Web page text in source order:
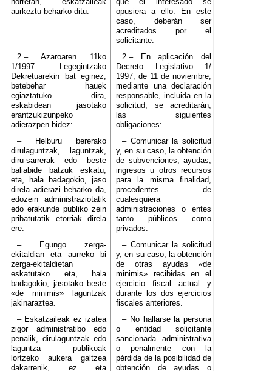
aurkeztu beharko ditu.
opusiera a ello. En este
caso, deberán ser
acreditados por el
solicitante.
2.– Azaroaren 11ko
1/1997 Legegintzako
Dekretuarekin bat eginez,
betebehar hauek
egiaztatuko dira,
eskabidean jasotako
erantzukizunpeko
adierazpen bidez:
2.– En aplicación del
Decreto Legislativo 1/
1997, de 11 de noviembre,
mediante una declaración
responsable, incluida en la
solicitud, se acreditarán,
las siguientes
obligaciones:
– Helburu bererako
dirulaguntzak, laguntzak,
diru-sarrerak edo beste
baliabide batzuk eskatu,
eta, hala badagokio, jaso
direla adierazi beharko da,
edozein administraziotatik
edo erakunde publiko zein
pribatutatik etorriak direla
ere.
– Comunicar la solicitud
y, en su caso, la obtención
de subvenciones, ayudas,
ingresos u otros recursos
para la misma finalidad,
procedentes de
cualesquiera
administraciones o entes
tanto públicos como
privados.
– Egungo zerga-
ekitaldian eta aurreko bi
zerga-ekitaldietan
eskatutako eta, hala
badagokio, jasotako beste
«de minimis» laguntzak
jakinaraztea.
– Comunicar la solicitud
y, en su caso, la obtención
de otras ayudas «de
minimis» recibidas en el
ejercicio fiscal actual y
durante los dos ejercicios
fiscales anteriores.
– Eskatzaileak ez izatea
zigor administratibo edo
penalik, dirulaguntzak edo
laguntza publikoak
lortzeko aukera galtzea
dakarrenik, ez eta
– No hallarse la persona
o entidad solicitante
sancionada administrativa
o penalmente con la
pérdida de la posibilidad de
obtención de ayudas o